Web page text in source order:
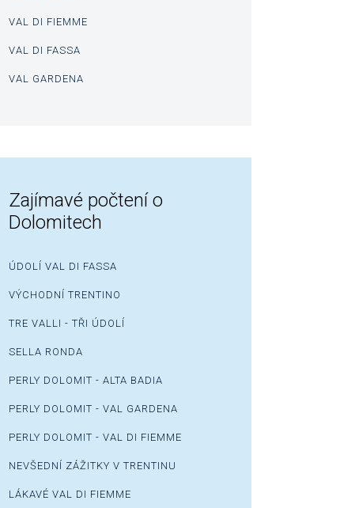
VAL DI FIEMME
VAL DI FASSA
VAL GARDENA
Zajímavé počtení o
Dolomitech
ÚDOLÍ VAL DI FASSA
VÝCHODNÍ TRENTINO
TRE VALLI - TŘI ÚDOLÍ
SELLA RONDA
PERLY DOLOMIT - ALTA BADIA
PERLY DOLOMIT - VAL GARDENA
PERLY DOLOMIT - VAL DI FIEMME
NEVŠEDNÍ ZÁŽITKY V TRENTINU
LÁKAVÉ VAL DI FIEMME